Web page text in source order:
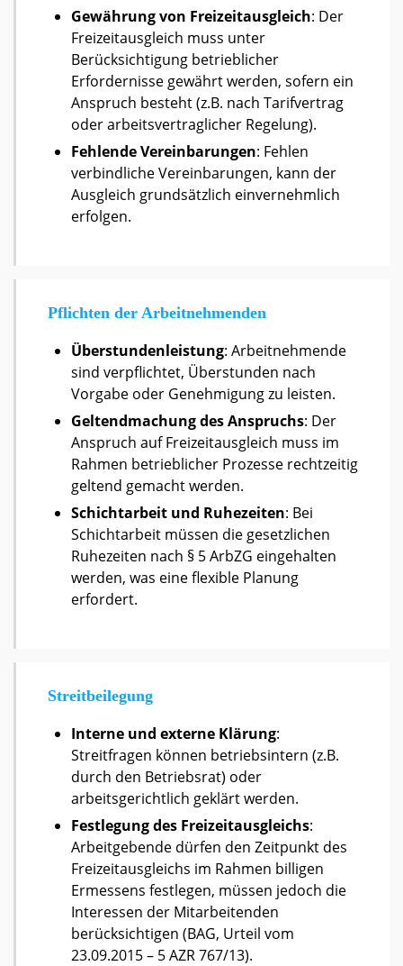
Gewährung von Freizeitausgleich: Der
Freizeitausgleich muss unter
Berücksichtigung betrieblicher
Erfordernisse gewährt werden, sofern ein
Anspruch besteht (z.B. nach Tarifvertrag
oder arbeitsvertraglicher Regelung).
Fehlende Vereinbarungen: Fehlen
verbindliche Vereinbarungen, kann der
Ausgleich grundsätzlich einvernehmlich
erfolgen.
Pflichten der Arbeitnehmenden
Überstundenleistung: Arbeitnehmende
sind verpflichtet, Überstunden nach
Vorgabe oder Genehmigung zu leisten.
Geltendmachung des Anspruchs: Der
Anspruch auf Freizeitausgleich muss im
Rahmen betrieblicher Prozesse rechtzeitig
geltend gemacht werden.
Schichtarbeit und Ruhezeiten: Bei
Schichtarbeit müssen die gesetzlichen
Ruhezeiten nach § 5 ArbZG eingehalten
werden, was eine flexible Planung
erfordert.
Streitbeilegung
Interne und externe Klärung:
Streitfragen können betriebsintern (z.B.
durch den Betriebsrat) oder
arbeitsgerichtlich geklärt werden.
Festlegung des Freizeitausgleichs:
Arbeitgebende dürfen den Zeitpunkt des
Freizeitausgleichs im Rahmen billigen
Ermessens festlegen, müssen jedoch die
Interessen der Mitarbeitenden
berücksichtigen (BAG, Urteil vom
23.09.2015 – 5 AZR 767/13).